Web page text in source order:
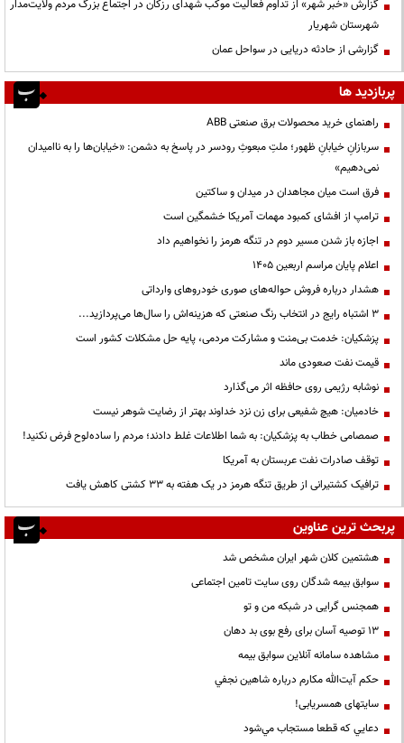
گزارش «خبر شهر» از تداوم فعالیت موکب شهدای رزکان در اجتماع بزرگ مردم ولایت‌مدار
شهرستان شهریار
گزارشی از حادثه دریایی در سواحل عمان
پربازدید ها
راهنمای خرید محصولات برق صنعتی ABB
سربازانِ خیابانِ ظهور؛ ملتِ مبعوثِ رودسر در پاسخ به دشمن: «خیابان‌ها را به ناامیدان
نمی‌دهیم»
فرق است میان مجاهدان در میدان و ساکتین
ترامپ از افشای کمبود مهمات آمریکا خشمگین است
اجازه باز شدن مسیر دوم در تنگه هرمز را نخواهیم داد
اعلام پایان مراسم اربعین ۱۴۰۵
هشدار درباره فروش حواله‌های صوری خودروهای وارداتی
3 اشتباه رایج در انتخاب رنگ صنعتی که هزینه‌اش را سال‌ها می‌پردازید...
پزشکیان: خدمت بی‌منت و مشارکت مردمی، پایه حل مشکلات کشور است
قیمت نفت صعودی ماند
نوشابه رژیمی روی حافظه اثر می‌گذارد
خادمیان: هیچ شفیعی برای زن نزد خداوند بهتر از رضایت شوهر نیست
صمصامی خطاب به پزشکیان: به شما اطلاعات غلط دادند؛ مردم را ساده‌لوح فرض نکنید!
توقف صادرات نفت عربستان به آمریکا
ترافیک کشتیرانی از طریق تنگه هرمز در یک هفته به ۳۳ کشتی کاهش یافت
پربحث ترین عناوین
هشتمین کلان شهر ایران مشخص شد
سوابق بیمه شدگان روی سایت تامین اجتماعی
همجنس گرایی در شبکه من و تو
13 توصیه آسان برای رفع بوی بد دهان
مشاهده سامانه آنلاين سوابق بیمه
حكم آيت‌الله مكارم درباره شاهين نجفي
سایتهای همسریابی!
دعايي كه قطعا مستجاب مي‌شود